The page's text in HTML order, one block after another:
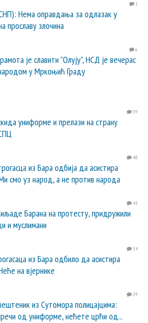
1
Нема оправдања за одлазак у
прославу злочина
6
је славити "Олују", НСД је вечерас
у Мркоњић Граду
39
униформе и прелази на страну
48
из Бара одбија да асистира
смо уз народ, а не против народа
45
Барана на протесту, придружили
и муслимани
54
из Бара одбило да асистира
на вјернике
39
из Сутомора полицајцима:
од униформе, нећете црћи од...